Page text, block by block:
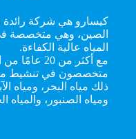
كيسارو هي شركة رائدة
الصين، وهي متخصصة
المياه عالية الكفاءة.
مع أكثر من
متخصصون في تنشيط
ذلك مياه البحر، ومياه
ومياه الصنبور، والمياه